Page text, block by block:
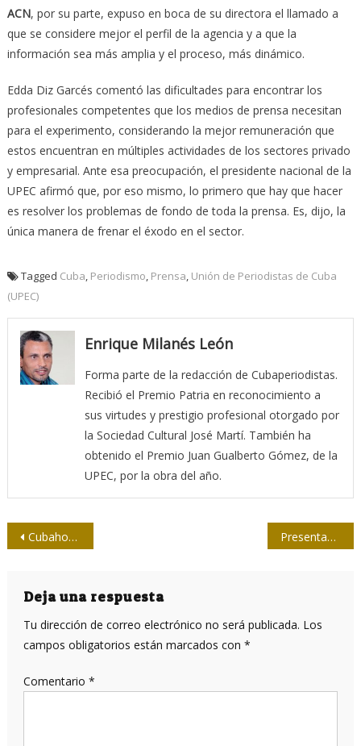
ACN, por su parte, expuso en boca de su directora el llamado a
que se considere mejor el perfil de la agencia y a que la
información sea más amplia y el proceso, más dinámico.
Edda Diz Garcés comentó las dificultades para encontrar los
profesionales competentes que los medios de prensa necesitan
para el experimento, considerando la mejor remuneración que
estos encuentran en múltiples actividades de los sectores privado
y empresarial. Ante esa preocupación, el presidente nacional de la
UPEC afirmó que, por eso mismo, lo primero que hay que hacer
es resolver los problemas de fondo de toda la prensa. Es, dijo, la
única manera de frenar el éxodo en el sector.
Tagged Cuba Periodismo Prensa Unión de Periodistas de Cuba
(UPEC)
Enrique Milanés León
Forma parte de la redacción de Cubaperiodistas.
Recibió el Premio Patria en reconocimiento a
sus virtudes y prestigio profesional otorgado por
la Sociedad Cultural José Martí. También ha
obtenido el Premio Juan Gualberto Gómez, de la
UPEC, por la obra del año.
Navegación
entradas
Cubahora como unidad docente Presentan libro Contrapunteos habaneros, de Félix Julio Alfonso López
Deja una respuesta
Tu dirección de correo electrónico no será publicada. Los
campos obligatorios están marcados con *
Comentario *